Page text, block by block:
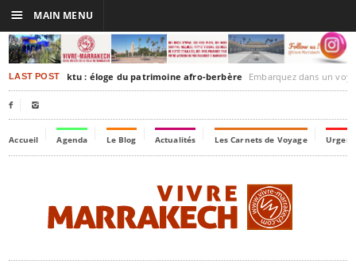
LAST POSTTimbuktu : éloge du patrimoine afro-berbère Embarquez dans un voyage culturel dans le
 
Accueil Agenda Le Blog Actualités Les Carnets de Voyage
☰ MAIN MENU